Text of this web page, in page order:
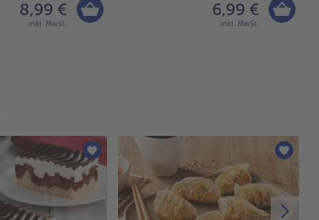
8,99 €
inkl. MwSt.
6,99 €
inkl. MwSt.